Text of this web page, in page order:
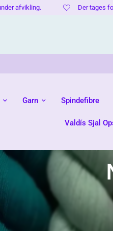
Der tages forbehold for udsolgte
Garn Spindefibre
Valdís Sjal